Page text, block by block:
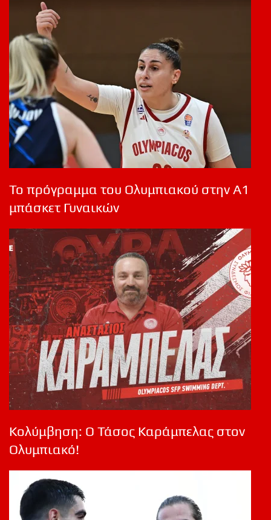
Το πρόγραμμα του Ολυμπιακού στην Α1
μπάσκετ Γυναικών
Κολύμβηση: Ο Τάσος Καράμπελας στον
Ολυμπιακό!